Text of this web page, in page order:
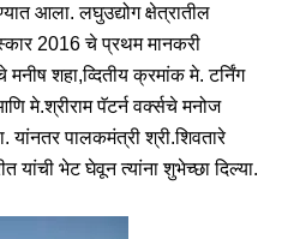
आला. लघुउद्योग क्षेत्रातील
2016 चे प्रथम मानकरी
शहा,व्दितीय क्रमांक मे. टर्निंग
मे.श्रीराम पॅटर्न वर्क्सचे मनोज
यांनतर पालकमंत्री श्री.शिवतारे
यांची भेट घेवून त्यांना शुभेच्छा दिल्या.